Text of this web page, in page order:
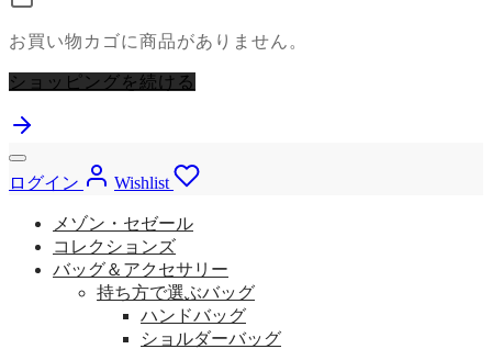
お買い物カゴに商品がありません。
ショッピングを続ける
ログイン Wishlist
メゾン・セゼール
コレクションズ
バッグ＆アクセサリー
持ち方で選ぶバッグ
ハンドバッグ
ショルダーバッグ